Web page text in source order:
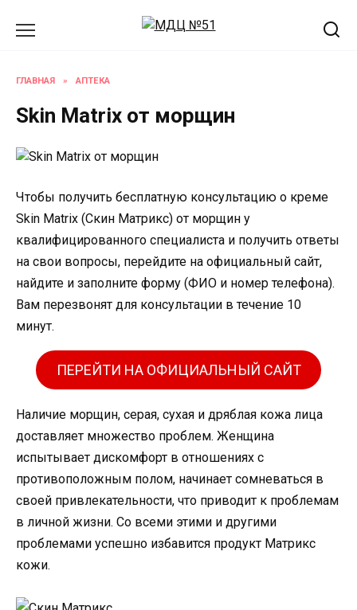
ГЛАВНАЯ » АПТЕКА
Skin Matrix от морщин
Чтобы получить бесплатную консультацию о креме
Skin Matrix (Скин Матрикс) от морщин у
квалифицированного специалиста и получить ответы
на свои вопросы, перейдите на официальный сайт,
найдите и заполните форму (ФИО и номер телефона).
Вам перезвонят для консультации в течение 10
минут.
ПЕРЕЙТИ НА ОФИЦИАЛЬНЫЙ САЙТ
Наличие морщин, серая, сухая и дряблая кожа лица
доставляет множество проблем. Женщина
испытывает дискомфорт в отношениях с
противоположным полом, начинает сомневаться в
своей привлекательности, что приводит к проблемам
в личной жизни. Со всеми этими и другими
проблемами успешно избавится продукт Матрикс
кожи.